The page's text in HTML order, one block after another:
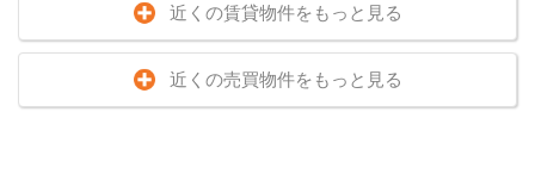
近くの賃貸物件をもっと見る
近くの売買物件をもっと見る